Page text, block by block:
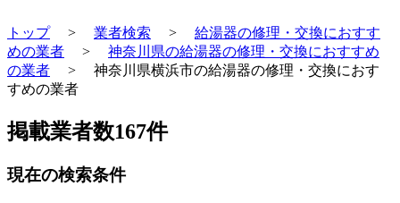
トップ> 業者検索 > 給湯器の修理・交換におすす
めの業者 > 神奈川県の給湯器の修理・交換におすすめ
の業者 > 神奈川県横浜市の給湯器の修理・交換におす
すめの業者
掲載業者数167件
現在の検索条件